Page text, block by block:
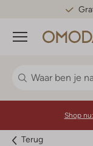
Menu
Shop nu:
Terug